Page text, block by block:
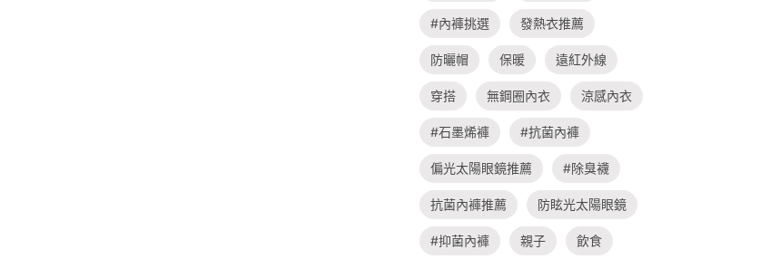
#內褲挑選 發熱衣推薦
防曬帽 保暖 遠紅外線
穿搭 無鋼圈內衣 涼感內衣
#石墨烯褲 #抗菌內褲
偏光太陽眼鏡推薦 #除臭襪
抗菌內褲推薦 防眩光太陽眼鏡
#抑菌內褲 親子 飲食